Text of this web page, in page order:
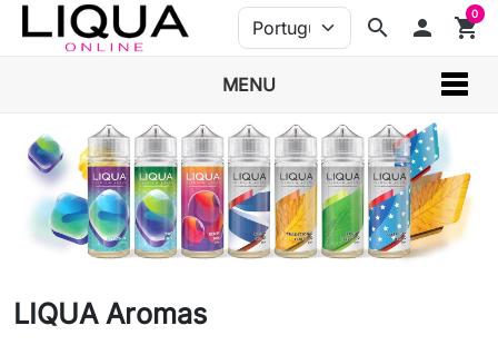
search person shopping_cart
0
MENU
LIQUA Aromas